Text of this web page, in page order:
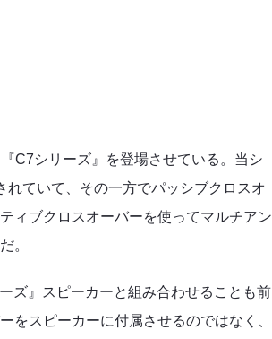
C7シリーズ』を登場させている。当シ
ていて、その一方でパッシブクロスオ
ィブクロスオーバーを使ってマルチアン
。
ズ』スピーカーと組み合わせることも前
をスピーカーに付属させるのではなく、